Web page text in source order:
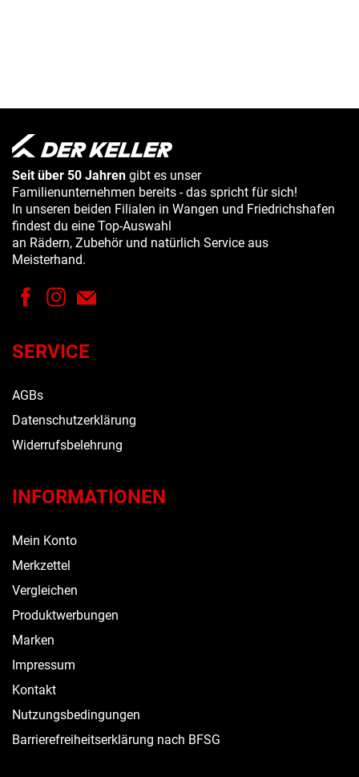
Seit über 50 Jahren gibt es unser
Familienunternehmen bereits - das spricht für sich!
In unseren beiden Filialen in Wangen und Friedrichshafen
findest du eine Top-Auswahl
an Rädern, Zubehör und natürlich Service aus
Meisterhand.
SERVICE
AGBs
Datenschutzerklärung
Widerrufsbelehrung
INFORMATIONEN
Mein Konto
Merkzettel
Vergleichen
Produktwerbungen
Marken
Impressum
Kontakt
Nutzungsbedingungen
Barrierefreiheitserklärung nach BFSG